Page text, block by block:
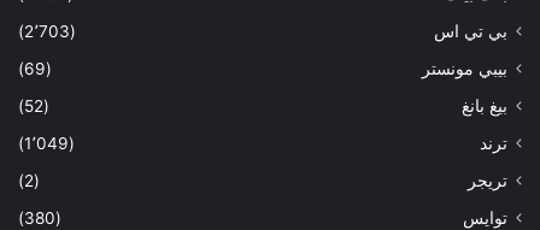
بي تي اس
(2٬703)
بيبي مونستر
(69)
بيغ بانغ
(52)
ترند
(1٬049)
تريجر
(2)
توايس
(380)